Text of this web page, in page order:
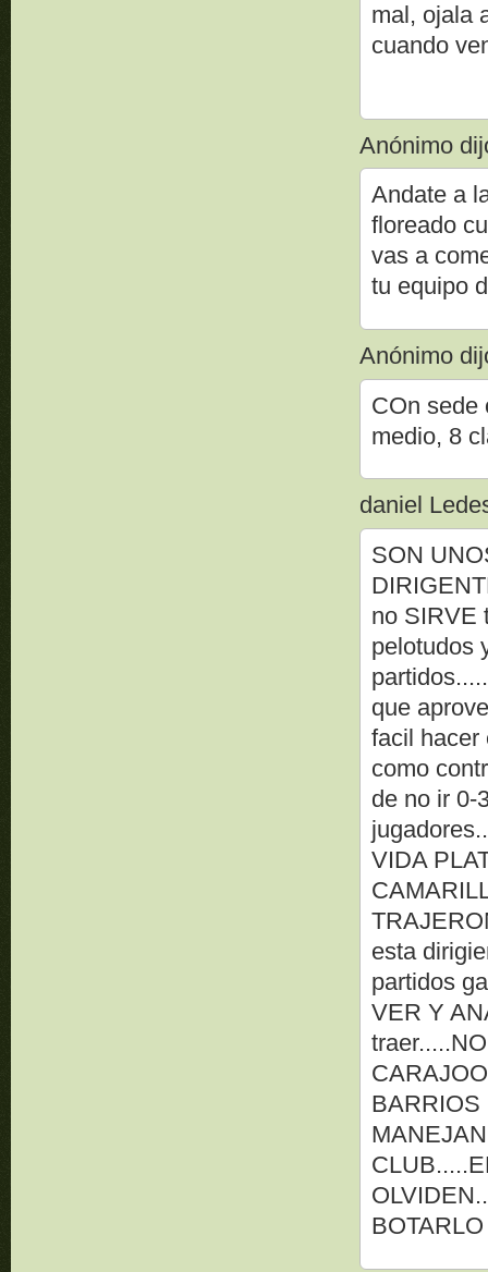
mal, ojala
cuando
Anónimo
Andate a
floreado
vas a
tu equipo
Anónimo
COn sede
medio, 8
daniel
SON
no SIRVE
pelotudos
que
facil hacer
como
de no ir 0-
VIDA
esta
partidos
VER Y
BARRIOS